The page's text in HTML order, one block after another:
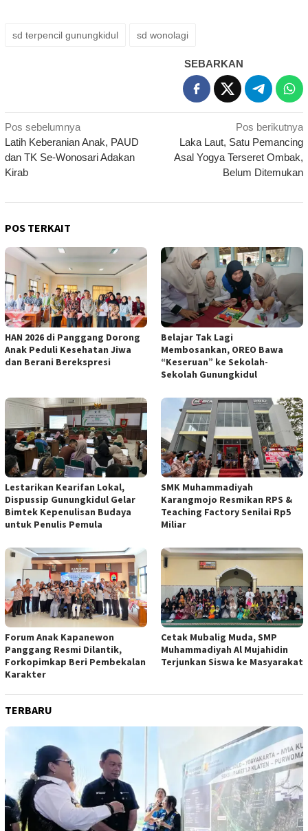
sd terpencil gunungkidul sd wonolagi
SEBARKAN
Navigasi
pos
Pos sebelumnya
Latih Keberanian Anak, PAUD
dan TK Se-Wonosari Adakan
Kirab
Pos berikutnya
Laka Laut, Satu Pemancing
Asal Yogya Terseret Ombak,
Belum Ditemukan
POS TERKAIT
HAN 2026 di Panggang Dorong
Anak Peduli Kesehatan Jiwa
dan Berani Berekspresi
Belajar Tak Lagi
Membosankan, OREO Bawa
“Keseruan” ke Sekolah-
Sekolah Gunungkidul
Lestarikan Kearifan Lokal,
Dispussip Gunungkidul Gelar
Bimtek Kepenulisan Budaya
untuk Penulis Pemula
SMK Muhammadiyah
Karangmojo Resmikan RPS &
Teaching Factory Senilai Rp5
Miliar
Forum Anak Kapanewon
Panggang Resmi Dilantik,
Forkopimkap Beri Pembekalan
Karakter
Cetak Mubalig Muda, SMP
Muhammadiyah Al Mujahidin
Terjunkan Siswa ke Masyarakat
TERBARU